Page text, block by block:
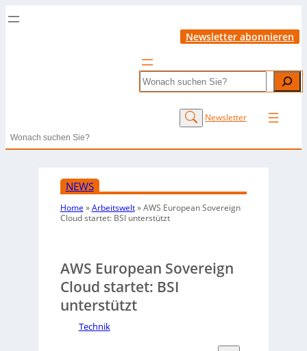
Newsletter abonnieren
Search
Newsletter
Search
NEWS
Home »Arbeitswelt»AWS European Sovereign
Cloud startet: BSI unterstützt
AWS European Sovereign
Cloud startet: BSI
unterstützt
Technik